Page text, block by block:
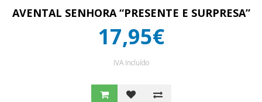
AVENTAL SENHORA “PRESENTE E SURPRESA”
17,95€
IVA Incluído